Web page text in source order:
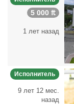
5 000 ₶
1 лет назад
Исполнитель
9 лет 12 мес.
назад